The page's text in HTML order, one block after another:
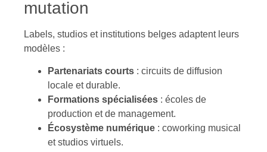
mutation
Labels, studios et institutions belges adaptent leurs
modèles :
Partenariats courts : circuits de diffusion
locale et durable.
Formations spécialisées : écoles de
production et de management.
Écosystème numérique : coworking musical
et studios virtuels.